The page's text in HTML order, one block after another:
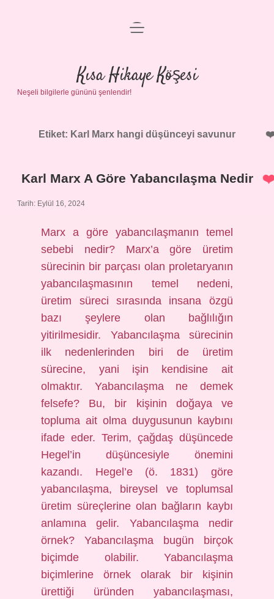
Anasayfa
Gizlilik Politikası
Yasal Uyarı
menüyü
Kısa Hikaye Köşesi
Neşeli bilgilerle gününü şenlendir!
Etiket: Karl Marx hangi düşünceyi savunur
Karl Marx A Göre Yabancılaşma Nedir
Tarih: Eylül 16, 2024
Marx a göre yabancılaşmanın temel
sebebi nedir? Marx’a göre üretim
sürecinin bir parçası olan proletaryanın
yabancılaşmasının temel nedeni,
üretim süreci sırasında insana özgü
bazı şeylere olan bağlılığın
yitirilmesidir. Yabancılaşma sürecinin
ilk nedenlerinden biri de üretim
sürecine, yani işin kendisine ait
olmaktır. Yabancılaşma ne demek
felsefe? Bu, bir kişinin doğaya ve
topluma ait olma duygusunun kaybını
ifade eder. Terim, çağdaş düşüncede
Hegel’in düşüncesiyle önemini
kazandı. Hegel’e (ö. 1831) göre
yabancılaşma, bireysel ve toplumsal
üretim süreçlerine olan bağların kaybı
anlamına gelir. Yabancılaşma nedir
örnek? Yabancılaşma bugün birçok
biçimde olabilir. Yabancılaşma
biçimlerine örnek olarak bir kişinin
ürettiği üründen yabancılaşması,